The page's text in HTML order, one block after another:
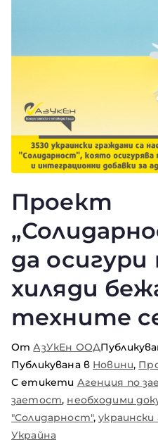
Проект
да
хиляди
техните
ОтАзУкЕн ООД
Публикувана в Новини,
С етикети Агенция по
заетост, необходими
"Солидарност",
Украйна